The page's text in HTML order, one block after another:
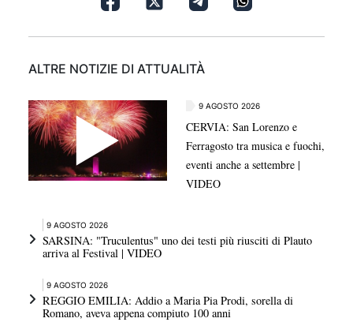
ALTRE NOTIZIE DI ATTUALITÀ
9 AGOSTO 2026
CERVIA: San Lorenzo e
Ferragosto tra musica e fuochi,
eventi anche a settembre |
VIDEO
9 AGOSTO 2026
SARSINA: "Truculentus" uno dei testi più riusciti di Plauto
arriva al Festival | VIDEO
9 AGOSTO 2026
REGGIO EMILIA: Addio a Maria Pia Prodi, sorella di
Romano, aveva appena compiuto 100 anni